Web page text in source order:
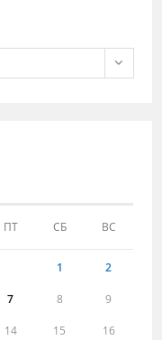
ПТ СБ ВС
1 2
7 8 9
14 15 16